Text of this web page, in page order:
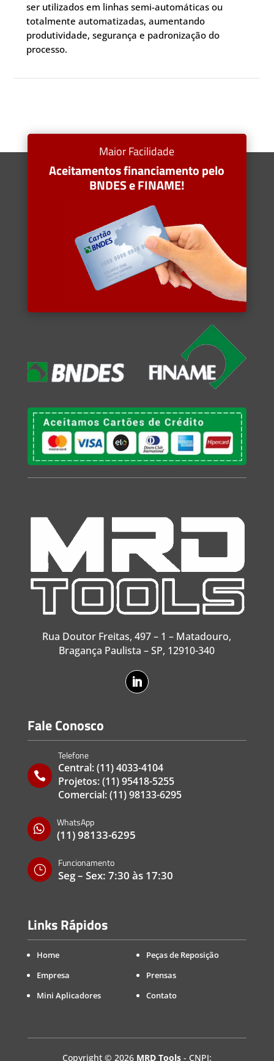
ser utilizados em linhas semi-automáticas ou
totalmente automatizadas, aumentando
produtividade, segurança e padronização do
processo.
Maior Facilidade
Aceitamentos financiamento pelo
BNDES e FINAME!
Rua Doutor Freitas, 497 – 1 – Matadouro,
Bragança Paulista – SP, 12910-340
Fale Conosco

Telefone
Central:(11) 4033-4104
Projetos:(11) 95418-5255
Comercial:(11) 98133-6295

WhatsApp
(11) 98133-6295
}
Funcionamento
Seg – Sex: 7:30 às 17:30
Links Rápidos
Home
Empresa
Mini Aplicadores
Peças de Reposição
Prensas
Contato
Copyright © 2026 MRD Tools- CNPJ: